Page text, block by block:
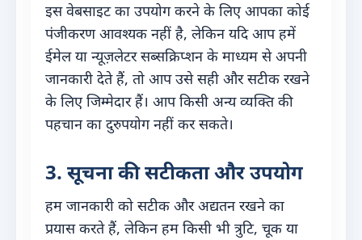
इस वेबसाइट का उपयोग करने के लिए आपका कोई
पंजीकरण आवश्यक नहीं है, लेकिन यदि आप हमें
ईमेल या न्यूज़लेटर सब्सक्रिप्शन के माध्यम से अपनी
जानकारी देते हैं, तो आप उसे सही और सटीक रखने
के लिए जिम्मेदार हैं। आप किसी अन्य व्यक्ति की
पहचान का दुरुपयोग नहीं कर सकते।
3. सूचना की सटीकता और उपयोग
हम जानकारी को सटीक और अद्यतन रखने का
प्रयास करते हैं, लेकिन हम किसी भी त्रुटि, चूक या